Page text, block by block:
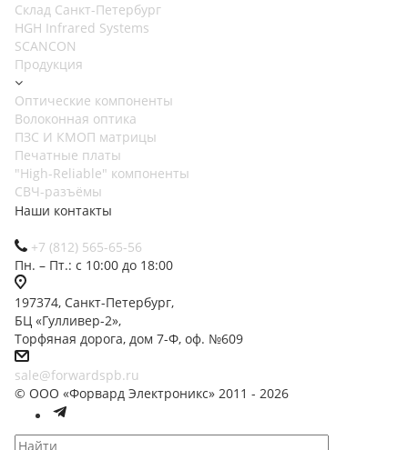
Cклад Санкт-Петербург
HGH Infrared Systems
SCANCON
Продукция
Оптические компоненты
Волоконная оптика
ПЗС И КМОП матрицы
Печатные платы
"High-Reliable" компоненты
СВЧ-разъёмы
Наши контакты
+7 (812) 565-65-56
Пн. – Пт.: с 10:00 до 18:00
197374, Санкт-Петербург,
БЦ «Гулливер-2»,
Торфяная дорога, дом 7-Ф, оф. №609
sale@forwardspb.ru
© ООО «Форвард Электроникс» 2011 - 2026